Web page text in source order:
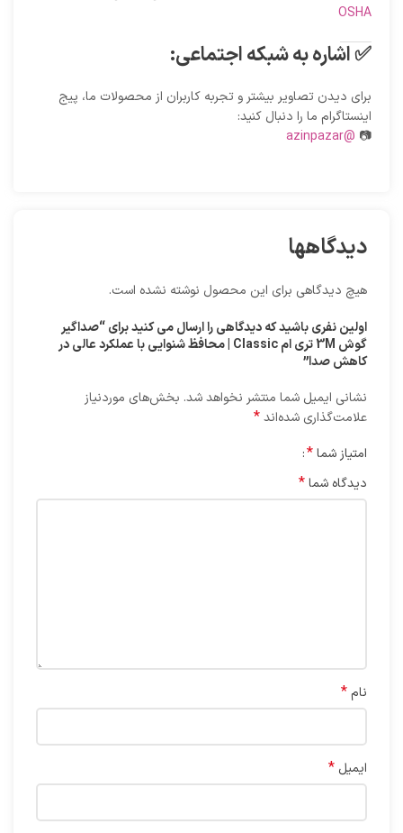
OSHA
✅ اشاره به شبکه اجتماعی:
برای دیدن تصاویر بیشتر و تجربه کاربران از محصولات ما، پیج
اینستاگرام ما را دنبال کنید:
📷
@azinpazar
دیدگاهها
هیچ دیدگاهی برای این محصول نوشته نشده است.
اولین نفری باشید که دیدگاهی را ارسال می کنید برای “صداگیر
گوش 3M تری ام Classic | محافظ شنوایی با عملکرد عالی در
کاهش صدا”
نشانی ایمیل شما منتشر نخواهد شد. بخش‌های موردنیاز
علامت‌گذاری شده‌اند*
امتیاز شما*
دیدگاه شما*
نام *
ایمیل *